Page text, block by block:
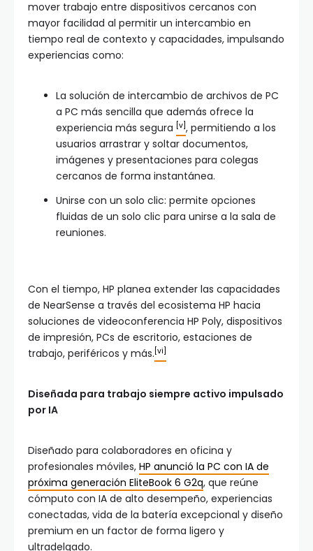
mover trabajo entre dispositivos cercanos con
mayor facilidad al permitir un intercambio en
tiempo real de contexto y capacidades, impulsando
experiencias como:
La solución de intercambio de archivos de PC
a PC más sencilla que además ofrece la
experiencia más segura [v] , permitiendo a los
usuarios arrastrar y soltar documentos,
imágenes y presentaciones para colegas
cercanos de forma instantánea.
Unirse con un solo clic: permite opciones
fluidas de un solo clic para unirse a la sala de
reuniones.
Con el tiempo, HP planea extender las capacidades
de NearSense a través del ecosistema HP hacia
soluciones de videoconferencia HP Poly, dispositivos
de impresión, PCs de escritorio, estaciones de
trabajo, periféricos y más. [vi]
Diseñada para trabajo siempre activo impulsado
por IA
Diseñado para colaboradores en oficina y
profesionales móviles, HP anunció la PC con IA de
próxima generación EliteBook 6 G2q, que reúne
cómputo con IA de alto desempeño, experiencias
conectadas, vida de la batería excepcional y diseño
premium en un factor de forma ligero y
ultradelgado.